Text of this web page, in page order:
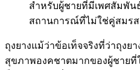
สำหรับผู้ชายที่มีเพศสัมพัน
สถานการณ์ที่ไม่ใช่คู่สมรส
ถุงยางแม้ว่าข้อเท็จจริงที่ว่าถุง
สุขภาพองคชาตมากของผู้ชายที่